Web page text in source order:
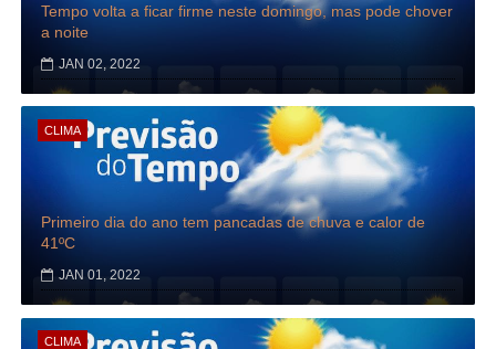
Tempo volta a ficar firme neste domingo, mas pode chover
a noite
JAN 02, 2022
CLIMA
Primeiro dia do ano tem pancadas de chuva e calor de
41ºC
JAN 01, 2022
CLIMA